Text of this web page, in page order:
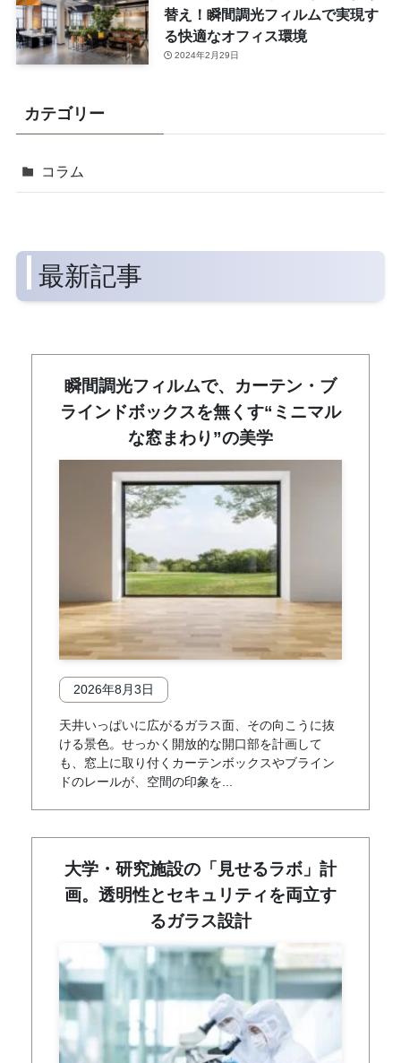
替え！瞬間調光フィルムで実現す
る快適なオフィス環境
2024年2月29日
カテゴリー
コラム
最新記事
瞬間調光フィルムで、カーテン・ブ
ラインドボックスを無くす“ミニマル
な窓まわり”の美学
2026年8月3日
天井いっぱいに広がるガラス面、その向こうに抜
ける景色。せっかく開放的な開口部を計画して
も、窓上に取り付くカーテンボックスやブライン
ドのレールが、空間の印象を...
大学・研究施設の「見せるラボ」計
画。透明性とセキュリティを両立す
るガラス設計